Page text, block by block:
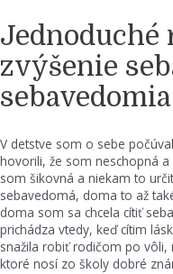
zvýšenie
sebavedomia
V detstve som o sebe
hovorili, že som neschopná
som šikovná a niekam to
sebavedomá, doma to až
doma som sa chcela cítiť
prichádza vtedy, keď cítim
snažila robiť rodičom po vôli,
ktoré nosí zo školy dobré